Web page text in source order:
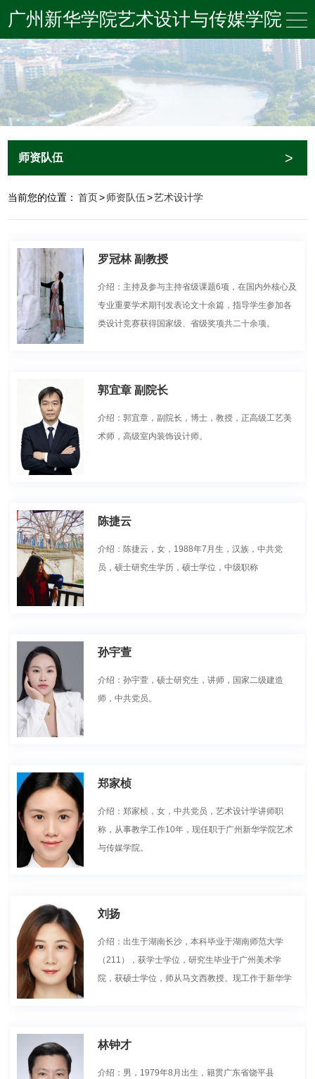
广州新华学院艺术设计与传媒学院
师资队伍 >
当前您的位置： 首页>师资队伍 >艺术设计学
罗冠林 副教授
介绍：主持及参与主持省级课题6项，在国内外核心及
专业重要学术期刊发表论文十余篇，指导学生参加各
类设计竞赛获得国家级、省级奖项共二十余项。
郭宜章 副院长
介绍：郭宜章，副院长，博士，教授，正高级工艺美
术师，高级室内装饰设计师。
陈捷云
介绍：陈捷云，女，1988年7月生，汉族，中共党
员，硕士研究生学历，硕士学位，中级职称
孙宇萱
介绍：孙宇萱，硕士研究生，讲师，国家二级建造
师，中共党员。
郑家桢
介绍：郑家桢，女，中共党员，艺术设计学讲师职
称，从事教学工作10年，现任职于广州新华学院艺术
与传媒学院。
刘扬
介绍：出生于湖南长沙，本科毕业于湖南师范大学
（211），获学士学位，研究生毕业于广州美术学
院，获硕士学位，师从马文西教授。现工作于新华学
师，暨南大学新闻传播学院外聘教师。
林钟才
介绍：男，1979年8月出生，籍贯广东省饶平县